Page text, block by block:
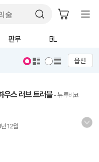
판무 BL
옵션
스 러브 트러블 - 뉴 루비코
12월